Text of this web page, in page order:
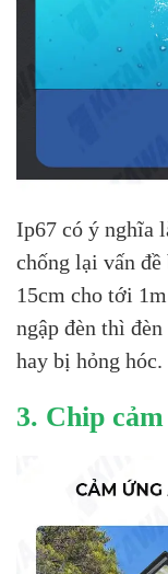
Ip67 có ý nghĩa
chống lại vấn
15cm cho tới
ngập đèn thì
hay bị hỏng hóc.
3. Chip